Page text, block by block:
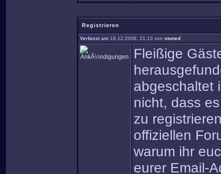
Registrieren
Verfasst am 18.12.2006, 21:13 von stoned
Fleißige
abgeschaltet
nicht, dass
zu
offiziellen
warum ihr
eurer Email-